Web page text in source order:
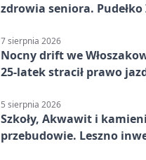
zdrowia seniora. Pudełko
7 sierpnia 2026
Nocny drift we
25-latek stracił prawo
5 sierpnia 2026
Szkoły, Akwawit i
przebudowie. Leszno